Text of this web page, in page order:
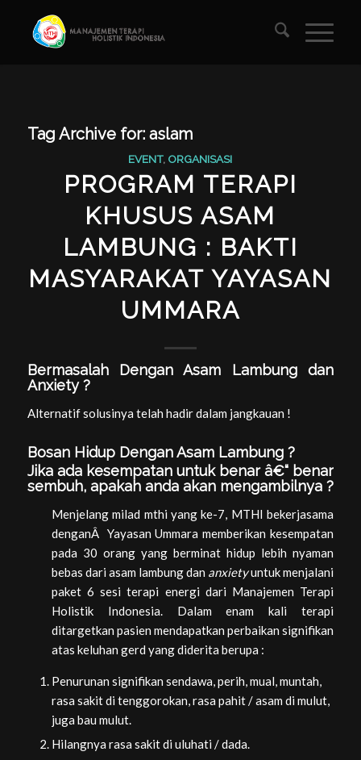
Tag Archive for: aslam
EVENT, ORGANISASI
PROGRAM TERAPI
KHUSUS ASAM
LAMBUNG : BAKTI
MASYARAKAT YAYASAN
UMMARA
Bermasalah Dengan Asam Lambung dan
Anxiety ?
Alternatif solusinya telah hadir dalam jangkauan !
Bosan Hidup Dengan Asam Lambung ?
Jika ada kesempatan untuk benar â€“ benar
sembuh, apakah anda akan mengambilnya ?
Menjelang milad mthi yang ke-7, MTHI bekerjasama
denganÂ Yayasan Ummara memberikan kesempatan
pada 30 orang yang berminat hidup lebih nyaman
bebas dari asam lambung dan anxietyuntuk menjalani
paket 6 sesi terapi energi dari Manajemen Terapi
Holistik Indonesia. Dalam enam kali terapi
ditargetkan pasien mendapatkan perbaikan signifikan
atas keluhan gerd yang diderita berupa :
Penurunan signifikan sendawa, perih, mual, muntah,
rasa sakit di tenggorokan, rasa pahit / asam di mulut,
juga bau mulut.
Hilangnya rasa sakit di uluhati / dada.